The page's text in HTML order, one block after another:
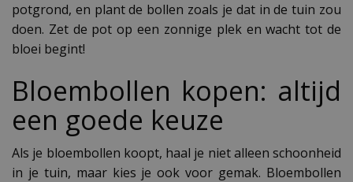
potgrond, en plant de bollen zoals je dat in de tuin zou
doen. Zet de pot op een zonnige plek en wacht tot de
bloei begint!
Bloembollen kopen: altijd
een goede keuze
Als je bloembollen koopt, haal je niet alleen schoonheid
in je tuin, maar kies je ook voor gemak. Bloembollen